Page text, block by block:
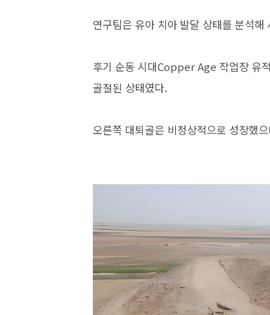
연구팀은 유아 치아 발달 상태를 분석
후기 순동 시대Copper Age 작업장 유
골절된 상태였다.
오른쪽 대퇴골은 비정상적으로 성장했